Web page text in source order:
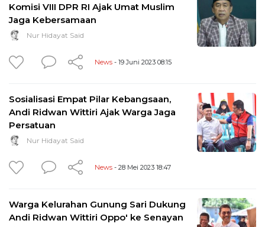
Komisi VIII DPR RI Ajak Umat Muslim
Jaga Kebersamaan
Nur Hidayat Said
News - 19 Juni 2023 08:15
Sosialisasi Empat Pilar Kebangsaan,
Andi Ridwan Wittiri Ajak Warga Jaga
Persatuan
Nur Hidayat Said
News - 28 Mei 2023 18:47
Warga Kelurahan Gunung Sari Dukung
Andi Ridwan Wittiri Oppo' ke Senayan